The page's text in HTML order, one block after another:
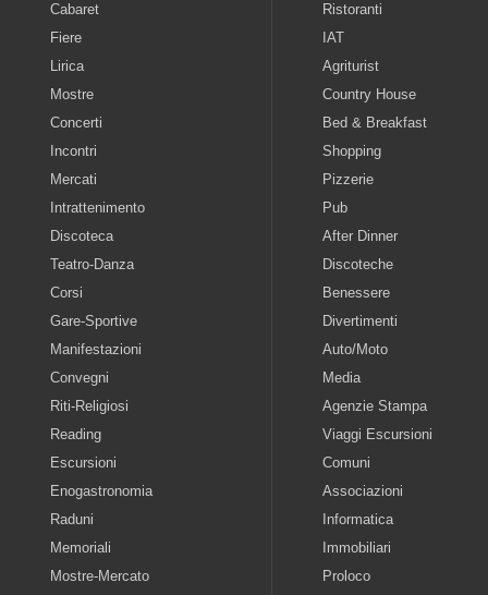
Cabaret
Fiere
Lirica
Mostre
Concerti
Incontri
Mercati
Intrattenimento
Discoteca
Teatro-Danza
Corsi
Gare-Sportive
Manifestazioni
Convegni
Riti-Religiosi
Reading
Escursioni
Enogastronomia
Raduni
Memoriali
Mostre-Mercato
Ristoranti
IAT
Agriturist
Country House
Bed & Breakfast
Shopping
Pizzerie
Pub
After Dinner
Discoteche
Benessere
Divertimenti
Auto/Moto
Media
Agenzie Stampa
Viaggi Escursioni
Comuni
Associazioni
Informatica
Immobiliari
Proloco